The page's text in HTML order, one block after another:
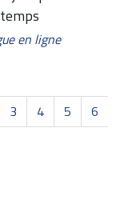
en ligne
3 4 5
6